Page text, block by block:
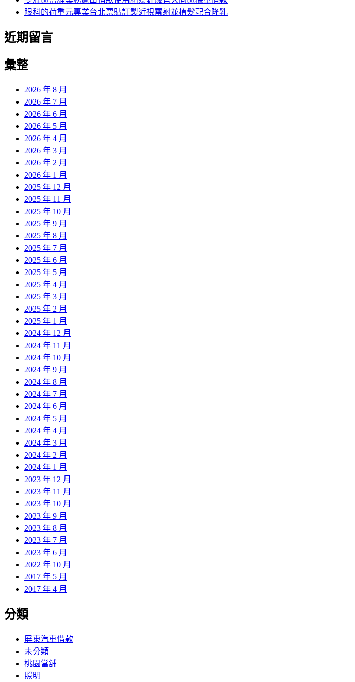
眼科的荷重元專業台北票貼訂製近視雷射並植髮配合隆乳
近期留言
彙整
2026 年 8 月
2026 年 7 月
2026 年 6 月
2026 年 5 月
2026 年 4 月
2026 年 3 月
2026 年 2 月
2026 年 1 月
2025 年 12 月
2025 年 11 月
2025 年 10 月
2025 年 9 月
2025 年 8 月
2025 年 7 月
2025 年 6 月
2025 年 5 月
2025 年 4 月
2025 年 3 月
2025 年 2 月
2025 年 1 月
2024 年 12 月
2024 年 11 月
2024 年 10 月
2024 年 9 月
2024 年 8 月
2024 年 7 月
2024 年 6 月
2024 年 5 月
2024 年 4 月
2024 年 3 月
2024 年 2 月
2024 年 1 月
2023 年 12 月
2023 年 11 月
2023 年 10 月
2023 年 9 月
2023 年 8 月
2023 年 7 月
2023 年 6 月
2022 年 10 月
2017 年 5 月
2017 年 4 月
分類
屏東汽車借款
未分類
桃園當舖
照明